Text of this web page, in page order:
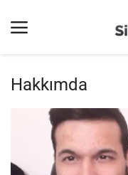
Ana Sayfa
Listeler
iletişim
Hakkımda